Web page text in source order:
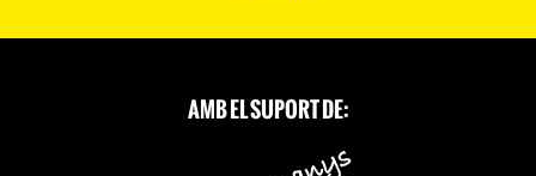
AMB EL SUPORT DE: